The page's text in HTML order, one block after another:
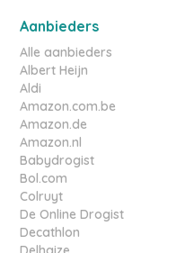
Aanbieders
Alle aanbieders
Albert Heijn
Aldi
Amazon.com.be
Amazon.de
Amazon.nl
Babydrogist
Bol.com
Colruyt
De Online Drogist
Decathlon